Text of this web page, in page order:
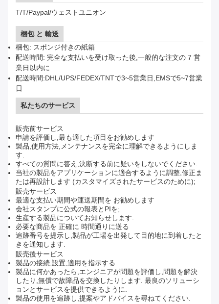
T/T/Paypal/ウェストユニオン
梱包 と 輸送
梱包: スポンジ付きの紙箱
配送時間: 完全な支払いを受け取った後,一般的な注文の 7 営
業日以内に
配送時間:DHL/UPS/FEDEX/TNTで3~5営業日,EMSで5~7営業
日
私たちのサービス
販売前サービス
申請を評価し,最も適した項目をお勧めします
製品,使用方法,メンテナンスを完全に理解できるようにしま
す.
すべての質問に答え,決断する前に疑いをしないでください.
当社の製品をアプリケーションに適合するように調整,修正ま
たは再設計します (カスタマイズされたサービスのために);
販売サービス
最適な支払い期間や運送期間を お勧めします
会社スタンプに公式の報表とPIを;
生産する製品についてお知らせします.
必要な商品を 正確に 時間通りに送る
追跡番号を提示し,製品が工場を出発して目的地に到着したと
きを通知します.
販売後サービス
製品の接続,設置,適用を指示する
製品に何かあったら,エンジニアが問題を評価し,問題を解決
したり,無償で故障品を交換したりします. 最良のソリューシ
ョンとサービスを提供できるように.
製品の使用を追跡し,提案やアドバイスを尋ねてください.